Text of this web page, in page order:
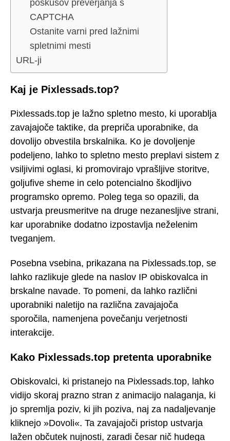
poskusov preverjanja s
CAPTCHA
Ostanite varni pred lažnimi
spletnimi mesti
URL-ji
Kaj je Pixlessads.top?
Pixlessads.top je lažno spletno mesto, ki uporablja
zavajajoče taktike, da prepriča uporabnike, da
dovolijo obvestila brskalnika. Ko je dovoljenje
podeljeno, lahko to spletno mesto preplavi sistem z
vsiljivimi oglasi, ki promovirajo vprašljive storitve,
goljufive sheme in celo potencialno škodljivo
programsko opremo. Poleg tega so opazili, da
ustvarja preusmeritve na druge nezanesljive strani,
kar uporabnike dodatno izpostavlja neželenim
tveganjem.
Posebna vsebina, prikazana na Pixlessads.top, se
lahko razlikuje glede na naslov IP obiskovalca in
brskalne navade. To pomeni, da lahko različni
uporabniki naletijo na različna zavajajoča
sporočila, namenjena povečanju verjetnosti
interakcije.
Kako Pixlessads.top pretenta uporabnike
Obiskovalci, ki pristanejo na Pixlessads.top, lahko
vidijo skoraj prazno stran z animacijo nalaganja, ki
jo spremlja poziv, ki jih poziva, naj za nadaljevanje
kliknejo »Dovoli«. Ta zavajajoči pristop ustvarja
lažen občutek nujnosti, zaradi česar nič hudega